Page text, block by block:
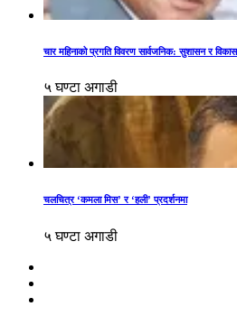
चार महिनाको प्रगति विवरण सार्वजनिक: सुशासन र
५ घण्टा अगाडी
चलचित्र ‘कमला मिस’ र ‘हली’ प्रदर्शनमा
५ घण्टा अगाडी